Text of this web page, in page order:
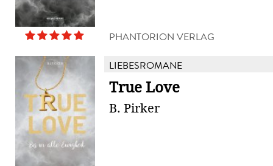
PHANTORION VERLAG
LIEBESROMANE
True Love
B. Pirker